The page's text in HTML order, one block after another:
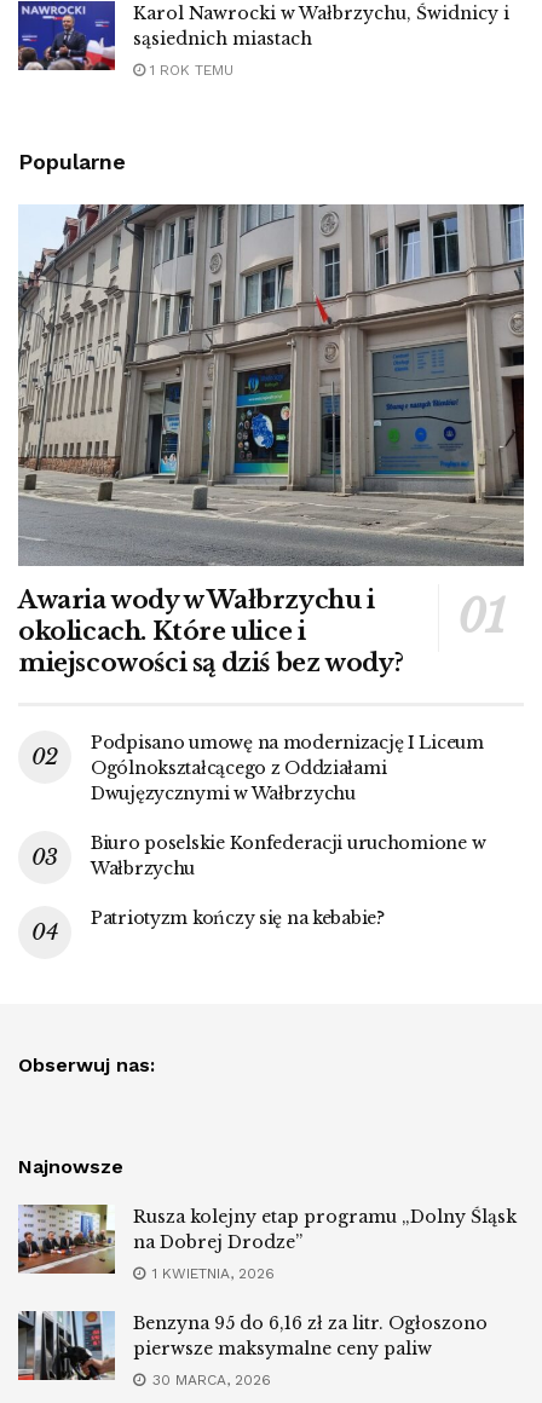
Karol Nawrocki w Wałbrzychu, Świdnicy i
sąsiednich miastach
1 ROK TEMU
Popularne
Awaria wody w Wałbrzychu i
okolicach. Które ulice i
miejscowości są dziś bez wody?
Podpisano umowę na modernizację I Liceum
Ogólnokształcącego z Oddziałami
Dwujęzycznymi w Wałbrzychu
Biuro poselskie Konfederacji uruchomione w
Wałbrzychu
Patriotyzm kończy się na kebabie?
Obserwuj nas:
Najnowsze
Rusza kolejny etap programu „Dolny Śląsk
na Dobrej Drodze”
1 KWIETNIA, 2026
Benzyna 95 do 6,16 zł za litr. Ogłoszono
pierwsze maksymalne ceny paliw
30 MARCA, 2026